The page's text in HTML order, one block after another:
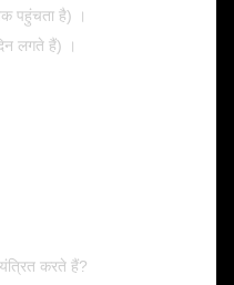
पहुंचता है) ।
लगते हैं) ।
करते हैं?